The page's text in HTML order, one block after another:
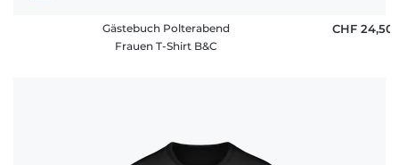
Gästebuch Polterabend
Frauen T-Shirt B&C
CHF 24,50